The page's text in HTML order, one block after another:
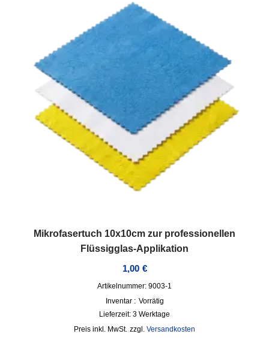
Mikrofasertuch 10x10cm zur professionellen
Flüssigglas-Applikation
1,00 €
Artikelnummer: 9003-1
Inventar : Vorrätig
Lieferzeit: 3 Werktage
inkl. MwSt. zzgl. Versandkosten